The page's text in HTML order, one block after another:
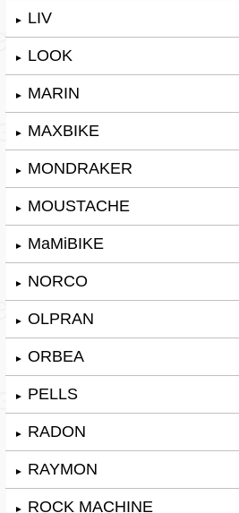
► LIV
► LOOK
► MARIN
► MAXBIKE
► MONDRAKER
► MOUSTACHE
► MaMiBIKE
► NORCO
► OLPRAN
► ORBEA
► PELLS
► RADON
► RAYMON
► ROCK MACHINE